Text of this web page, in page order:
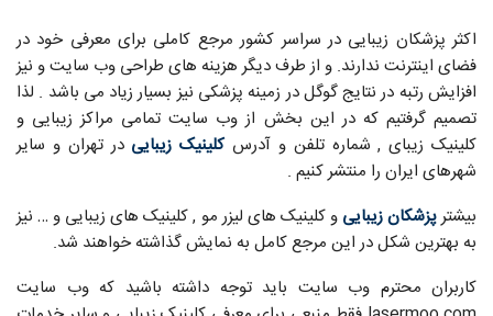
اکثر پزشکان زیبایی در سراسر کشور مرجع کاملی برای معرفی خود در
فضای اینترنت ندارند. و از طرف دیگر هزینه های طراحی وب سایت و نیز
افزایش رتبه در نتایج گوگل در زمینه پزشکی نیز بسیار زیاد می باشد . لذا
تصمیم گرفتیم که در این بخش از وب سایت تمامی مراکز زیبایی و
کلینیک زیبای , شماره تلفن و آدرسکلینیک زیبایی در تهران و سایر
شهرهای ایران را منتشر کنیم .
بیشترپزشکان زیبایی و کلینیک های لیزر مو , کلینیک های زیبایی و … نیز
به بهترین شکل در این مرجع کامل به نمایش گذاشته خواهند شد.
کاربران محترم وب سایت باید توجه داشته باشید که وب سایت